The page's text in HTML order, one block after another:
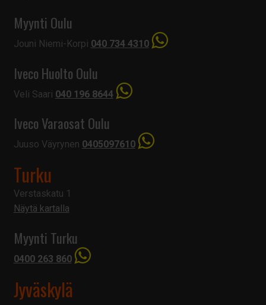
Myynti Oulu
Jouni Niemi-Korpi 040 734 4310
Iveco Huolto Oulu
Veli Saari 040 196 8644
Iveco Varaosat Oulu
Juuso Väyrynen 0405097610
Turku
Verstaskatu 1
Näytä kartalla
Myynti Turku
0400 263 860
Jyväskylä